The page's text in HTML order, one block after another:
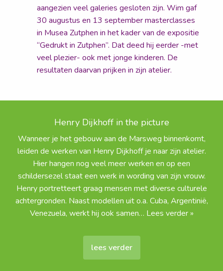
aangezien veel galeries gesloten zijn. Wim gaf
30 augustus en 13 september masterclasses
in Musea Zutphen in het kader van de expositie
“Gedrukt in Zutphen”. Dat deed hij eerder -met
veel plezier- ook met jonge kinderen. De
resultaten daarvan prijken in zijn atelier.
Henry Dijkhoff in the picture
Wanneer je het gebouw aan de Marsweg binnenkomt,
leiden de werken van Henry Dijkhoff je naar zijn atelier.
Hier hangen nog veel meer werken en op een
schildersezel staat een werk in wording van zijn vrouw.
Henry portretteert graag mensen met diverse culturele
achtergronden. Naast modellen uit o.a. Cuba, Argentinië,
Venezuela, werkt hij ook samen… Lees verder »
lees verder